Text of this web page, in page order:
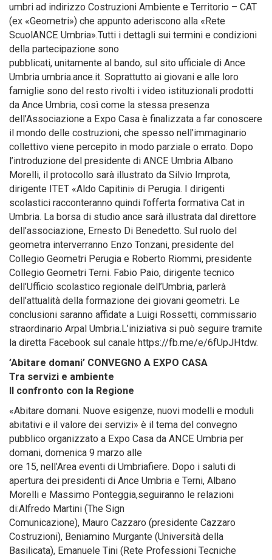
umbri ad indirizzo Costruzioni Ambiente e Territorio – CAT
(ex «Geometri») che appunto aderiscono alla «Rete
ScuolANCE Umbria».Tutti i dettagli sui termini e condizioni
della partecipazione sono
pubblicati, unitamente al bando, sul sito ufficiale di Ance
Umbria umbria.ance.it. Soprattutto ai giovani e alle loro
famiglie sono del resto rivolti i video istituzionali prodotti
da Ance Umbria, così come la stessa presenza
dell’Associazione a Expo Casa è finalizzata a far conoscere
il mondo delle costruzioni, che spesso nell’immaginario
collettivo viene percepito in modo parziale o errato. Dopo
l’introduzione del presidente di ANCE Umbria Albano
Morelli, il protocollo sarà illustrato da Silvio Improta,
dirigente ITET «Aldo Capitini» di Perugia. I dirigenti
scolastici racconteranno quindi l’offerta formativa Cat in
Umbria. La borsa di studio ance sarà illustrata dal direttore
dell’associazione, Ernesto Di Benedetto. Sul ruolo del
geometra interverranno Enzo Tonzani, presidente del
Collegio Geometri Perugia e Roberto Riommi, presidente
Collegio Geometri Terni. Fabio Paio, dirigente tecnico
dell’Ufficio scolastico regionale dell’Umbria, parlerà
dell’attualità della formazione dei giovani geometri. Le
conclusioni saranno affidate a Luigi Rossetti, commissario
straordinario Arpal Umbria.L’iniziativa si può seguire tramite
la diretta Facebook sul canale https://fb.me/e/6fUpJHtdw.
’Abitare domani’ CONVEGNO A EXPO CASA
Tra servizi e ambiente
Il confronto con la Regione
«Abitare domani. Nuove esigenze, nuovi modelli e moduli
abitativi e il valore dei servizi» è il tema del convegno
pubblico organizzato a Expo Casa da ANCE Umbria per
domani, domenica 9 marzo alle
ore 15, nell’Area eventi di Umbriafiere. Dopo i saluti di
apertura dei presidenti di Ance Umbria e Terni, Albano
Morelli e Massimo Ponteggia,seguiranno le relazioni
di:Alfredo Martini (The Sign
Comunicazione), Mauro Cazzaro (presidente Cazzaro
Costruzioni), Beniamino Murgante (Università della
Basilicata), Emanuele Tini (Rete Professioni Tecniche